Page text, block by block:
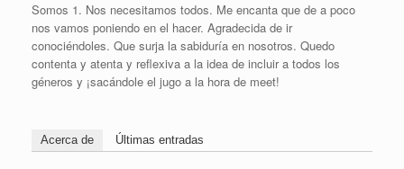
Somos 1. Nos necesitamos todos. Me encanta que de a poco
nos vamos poniendo en el hacer. Agradecida de ir
conociéndoles. Que surja la sabiduría en nosotros. Quedo
contenta y atenta y reflexiva a la idea de incluir a todos los
géneros y ¡sacándole el jugo a la hora de meet!
Acerca de Últimas entradas